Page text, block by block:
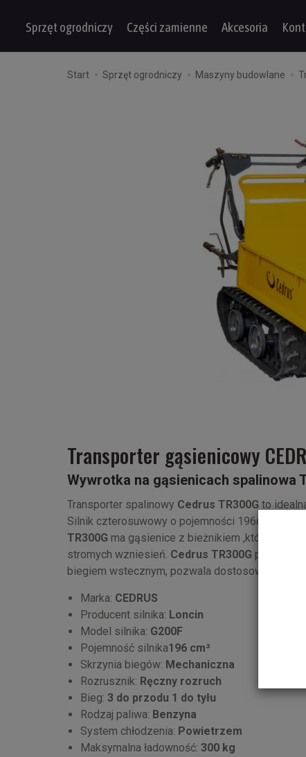
Sprzęt ogrodniczy Części zamienne Akcesoria
Start Sprzęt ogrodniczy Maszyny budowlane
Transporter gąsienicowy
Wywrotka na gąsienicach spalinowa
Transporter spalinowy Cedrus TR300G to
Silnik czterosuwowy o pojemności 196cm3
TR300G ma gąsienice z bieżnikiem ,które
stromych wzniesień. Cedrus TR300G posiada
biegiem wstecznym, pozwala dostosować
Marka: CEDRUS
Producent silnika: Loncin
Model silnika: G200F
Pojemność silnika196 cm³
Skrzynia biegów: Mechaniczna
Rozrusznik: Ręczny rozruch
Bieg: 3 do przodu 1 do tyłu
Rodzaj paliwa: Benzyna
System chłodzenia: Powietrzem
Maksymalna ładowność: 300 kg